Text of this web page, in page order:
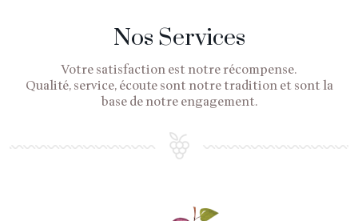
Nos Services
Votre satisfaction est notre récompense.
Qualité, service, écoute sont notre tradition et sont la
base de notre engagement.